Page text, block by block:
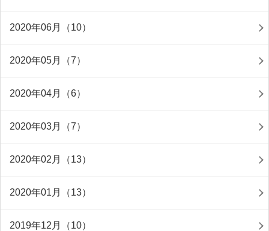
2020年06月（10）
2020年05月（7）
2020年04月（6）
2020年03月（7）
2020年02月（13）
2020年01月（13）
2019年12月（10）